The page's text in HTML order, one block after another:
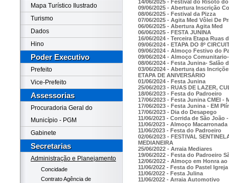
Mapa Turístico Ilustrado
Turismo
Dados
Hino
Poder Executivo
Prefeito
Vice-Prefeito
Assessorias
Procuradoria Geral do
Município - PGM
Gabinete
Secretarias
Administração e Planejamento
Concidade
Contrato Agência de
14/06/2025 - Festival do Risoto
09/06/2025 - Abertura Inscrição
08/06/2025 - Festival da Pizza
07/06/2025 - Agita Med Vôlei De
06/06/2025 - Abertura Agita Med
06/06/2025 - FESTA JUNINA
16/06/2024 - Terceira Etapa Ruas
09/06/2024 - ETAPA DO 8º
09/06/2024 - Almoço Festivo do
09/06/2024 - Almoço
08/06/2024 - Festa Junina- Salão
03/06/2024 - Abertura das
ETAPA DE ANIVERSÁRIO
01/06/2024 - Festa Junina
25/06/2023 - RUAS DE LAZER,
18/06/2023 - Festa do Padroeiro
17/06/2023 - Festa Junina CMEI -
17/06/2023 - Festa Junina - EM
17/06/2023 - Dia do Desapego
11/06/2023 - Corrida de São João -
11/06/2023 - Almoço Macarronada
11/06/2023 - Festa do Padroeiro
02/06/2023 - FESTIVAL
MEDIANEIRA
25/06/2022 - Arraia Mediares
19/06/2022 - Festa do Padroeiro
12/06/2022 - Almoço em Honra
11/06/2022 - Festa do Pastel
11/06/2022 - Festa Julina
11/06/2022 - Arraia Automotivo